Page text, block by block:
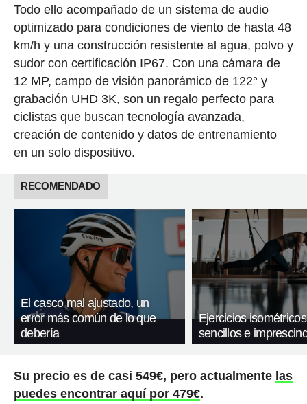
Todo ello acompañado de un sistema de audio
optimizado para condiciones de viento de hasta 48
km/h y una construcción resistente al agua, polvo y
sudor con certificación IP67. Con una cámara de
12 MP, campo de visión panorámico de 122° y
grabación UHD 3K, son un regalo perfecto para
ciclistas que buscan tecnología avanzada,
creación de contenido y datos de entrenamiento
en un solo dispositivo.
RECOMENDADO
El casco mal ajustado, un
error más común de lo que
debería
Ejercicios
sencillos e
Su precio es de casi 549€, pero actualmente las
puedes encontrar aquí por 479€.